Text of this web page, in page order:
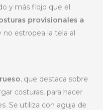
y más flojo que el
provisionales a
estropea la tela al
, que destaca sobre
costuras, para hacer
Se utiliza con aguja de